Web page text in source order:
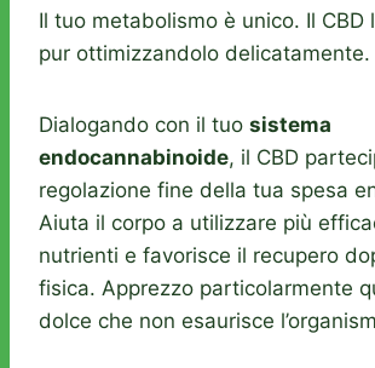
Il tuo metabolismo è unico. Il CBD
pur ottimizzandolo delicatamente.
Dialogando con il tuo sistema
endocannabinoide, il CBD
regolazione fine della tua spesa
Aiuta il corpo a utilizzare più
nutrienti e favorisce il recupero
fisica. Apprezzo particolarmente
dolce che non esaurisce